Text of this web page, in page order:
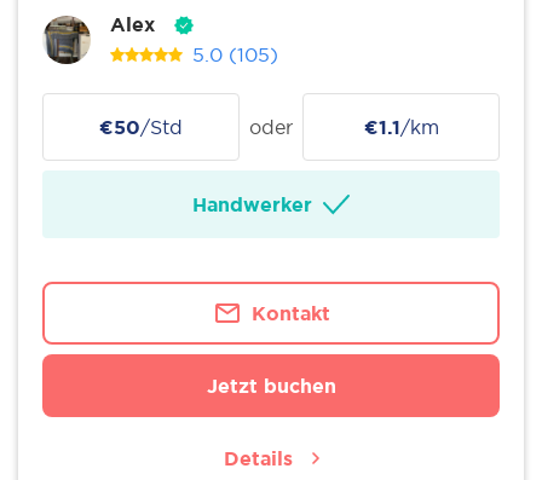
Alex
5.0 (105)
€50/Std oder €1.1/km
Handwerker
Kontakt
Jetzt buchen
Details